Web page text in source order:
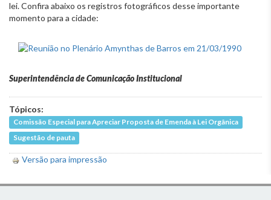
lei. Confira abaixo os registros fotográficos desse importante
momento para a cidade:
Superintendência de Comunicação Institucional
Tópicos:
Comissão Especial para Apreciar Proposta de Emenda à Lei Orgânica
Sugestão de pauta
Versão para impressão